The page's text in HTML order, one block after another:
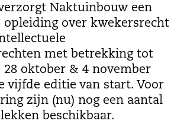
Naktuinbouw een
opleiding over kwekersrecht
met betrekking tot
28 oktober & 4 november
vijfde editie van start. Voor
zijn (nu) nog een aantal
beschikbaar.